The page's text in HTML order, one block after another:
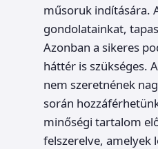
műsoruk indítására.
gondolatainkat,
Azonban a sikeres
háttér is szükséges.
nem szeretnének
során
minőségi tartalom
felszerelve, amelyek